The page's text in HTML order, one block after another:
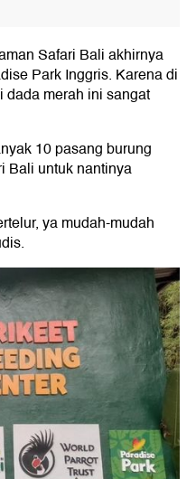
Safari Bali akhirnya
Park Inggris. Karena di
merah ini sangat
10 pasang burung
Bali untuk nantinya
ya mudah-mudah